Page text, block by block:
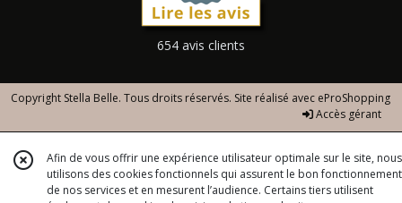
654 avis clients
Copyright Stella Belle. Tous droits réservés. Site réalisé avec eProShopping
Accès gérant
Afin de vous offrir une expérience utilisateur optimale sur le site, nous
utilisons des cookies fonctionnels qui assurent le bon fonctionnement
de nos services et en mesurent l’audience. Certains tiers utilisent